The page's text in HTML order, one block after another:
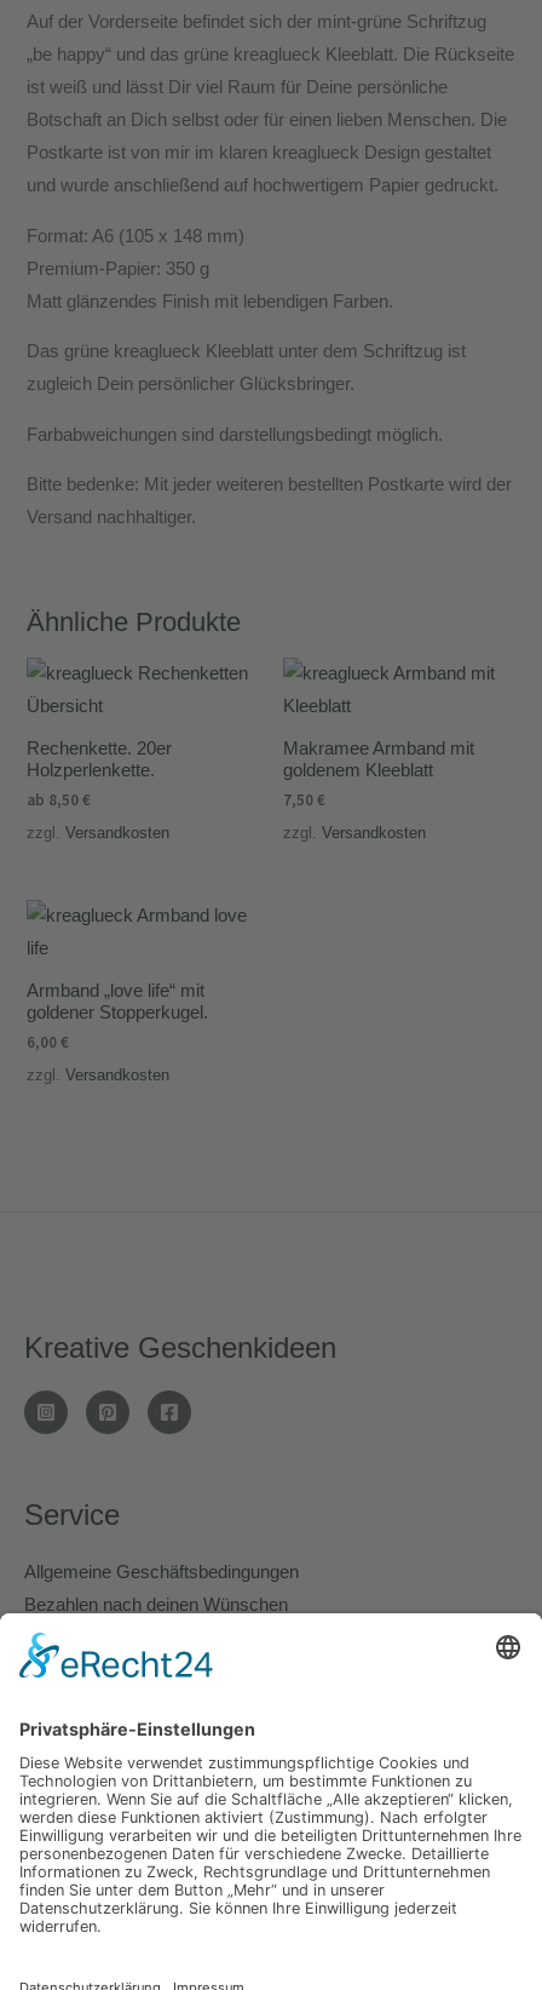
Auf der Vorderseite befindet sich der mint-grüne Schriftzug
„be happy“ und das grüne kreaglueck Kleeblatt. Die Rückseite
ist weiß und lässt Dir viel Raum für Deine persönliche
Botschaft an Dich selbst oder für einen lieben Menschen. Die
Postkarte ist von mir im klaren kreaglueck Design gestaltet
und wurde anschließend auf hochwertigem Papier gedruckt.
Format: A6 (105 x 148 mm)
Premium-Papier: 350 g
Matt glänzendes Finish mit lebendigen Farben.
Das grüne kreaglueck Kleeblatt unter dem Schriftzug ist
zugleich Dein persönlicher Glücksbringer.
Farbabweichungen sind darstellungsbedingt möglich.
Bitte bedenke: Mit jeder weiteren bestellten Postkarte wird der
Versand nachhaltiger.
Ähnliche Produkte
Rechenkette. 20er
Holzperlenkette.
ab 8,50€
zzgl.Versandkosten
Makramee Armband mit
goldenem Kleeblatt
7,50€
zzgl. Versandkosten
Armband „love life“ mit
goldener Stopperkugel.
6,00€
zzgl.Versandkosten
Kreative Geschenkideen
Service
Allgemeine Geschäftsbedingungen
Bezahlen nach deinen Wünschen
Lieferung und Versand
Richtlinie für Rückerstattungen
Nimm gerne Kontakt zu uns auf.
Wir nehmen uns Zeit für Dein Anliegen.
KONTAKT